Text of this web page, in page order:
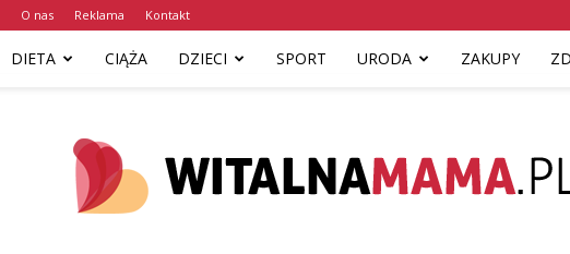
O nas Reklama Kontakt
DIETA CIĄŻA DZIECI SPORT URODA ZAKUPY